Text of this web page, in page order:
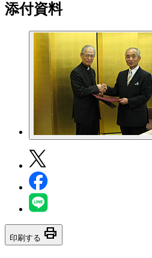
添付資料
印刷する print